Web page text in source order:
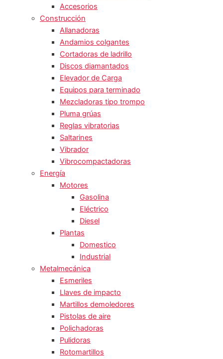
Accesorios
Construcción
Allanadoras
Andamios colgantes
Cortadoras de ladrillo
Discos diamantados
Elevador de Carga
Equipos para terminado
Mezcladoras tipo trompo
Pluma grúas
Reglas vibratorias
Saltarines
Vibrador
Vibrocompactadoras
Energía
Motores
Gasolina
Eléctrico
Diesel
Plantas
Domestico
Industrial
Metalmecánica
Esmeriles
Llaves de impacto
Martillos demoledores
Pistolas de aire
Polichadoras
Pulidoras
Rotomartillos